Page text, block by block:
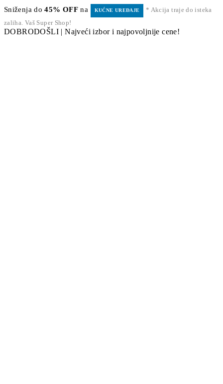
Sniženja do45% OFF na KUĆNE UREĐAJE
* Akcija traje do isteka
zaliha. Vaš Super Shop!
DOBRODOŠLI | Najveći izbor i najpovoljnije cene!